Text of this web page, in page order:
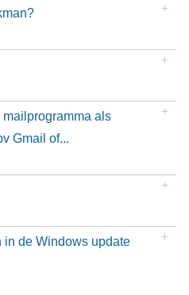
als
Gmail of...
de Windows update